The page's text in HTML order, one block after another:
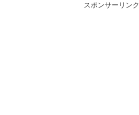
スポンサーリンク